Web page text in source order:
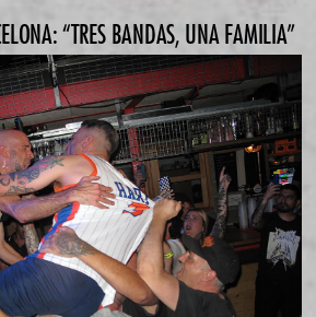
“TRES BANDAS, UNA FAMILIA”